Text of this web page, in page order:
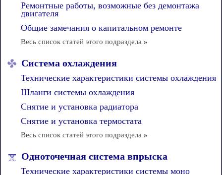
Ремонтные работы, возможные без демонтажа
двигателя
Общие замечания о капитальном ремонте
Весь список статей этого подраздела »
Система охлаждения
Технические характеристики системы охлаждения
Шланги системы охлаждения
Снятие и установка радиатора
Снятие и установка термостата
Весь список статей этого подраздела »
Одноточечная система впрыска
Технические характеристики системы моно